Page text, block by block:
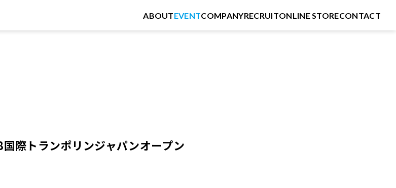
ABOUTEVENTCOMPANYRECRUITONLINE STORECONTACT
際トランポリンジャパンオープン